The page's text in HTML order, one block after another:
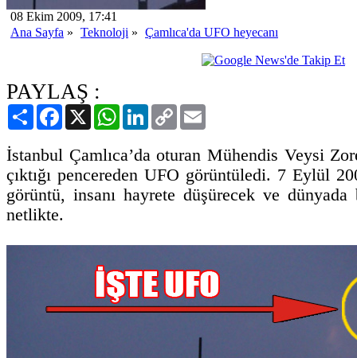
08 Ekim 2009, 17:41
Ana Sayfa » Teknoloji » Çamlıca'da UFO heyecanı
PAYLAŞ :
PaylaşFacebook
X WhatsAppLinkedIn
Copy
Link
İstanbul Çamlıca’da oturan Mühendis Veysi
çıktığı pencereden UFO görüntüledi. 7 Eylül
görüntü, insanı hayrete düşürecek ve dünyada
netlikte.